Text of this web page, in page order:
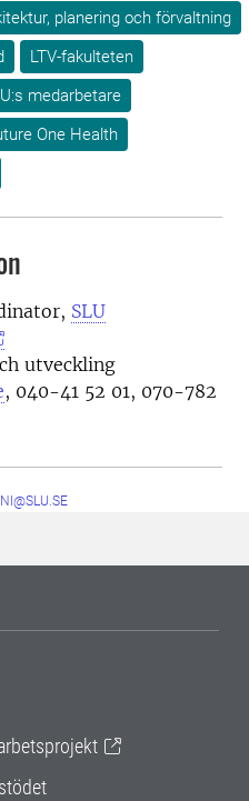
planering och förvaltning
LTV-fakulteten
medarbetare
One Health
SLU
utveckling
, 040-41 52 01, 070-782